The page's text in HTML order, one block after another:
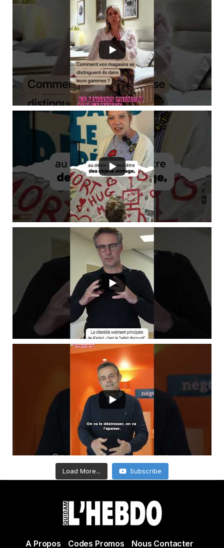
Load More... Subscribe
A Propos Codes Promos Nous Contacter